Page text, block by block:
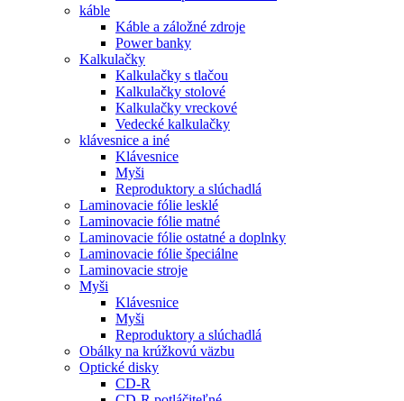
káble
Káble a záložné zdroje
Power banky
Kalkulačky
Kalkulačky s tlačou
Kalkulačky stolové
Kalkulačky vreckové
Vedecké kalkulačky
klávesnice a iné
Klávesnice
Myši
Reproduktory a slúchadlá
Laminovacie fólie lesklé
Laminovacie fólie matné
Laminovacie fólie ostatné a doplnky
Laminovacie fólie špeciálne
Laminovacie stroje
Myši
Klávesnice
Myši
Reproduktory a slúchadlá
Obálky na krúžkovú väzbu
Optické disky
CD-R